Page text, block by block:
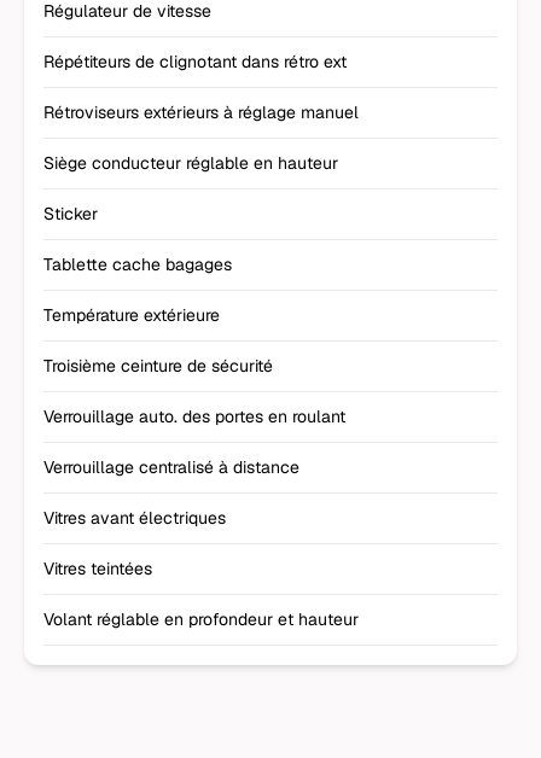
Régulateur de vitesse
Répétiteurs de clignotant dans rétro ext
Rétroviseurs extérieurs à réglage manuel
Siège conducteur réglable en hauteur
Sticker
Tablette cache bagages
Température extérieure
Troisième ceinture de sécurité
Verrouillage auto. des portes en roulant
Verrouillage centralisé à distance
Vitres avant électriques
Vitres teintées
Volant réglable en profondeur et hauteur